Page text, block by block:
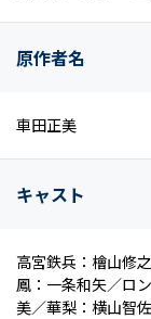
原作者名
車田正美
キャスト
高宮鉄兵：檜山修
鳳：一条和矢／ロ
美／華梨：横山智